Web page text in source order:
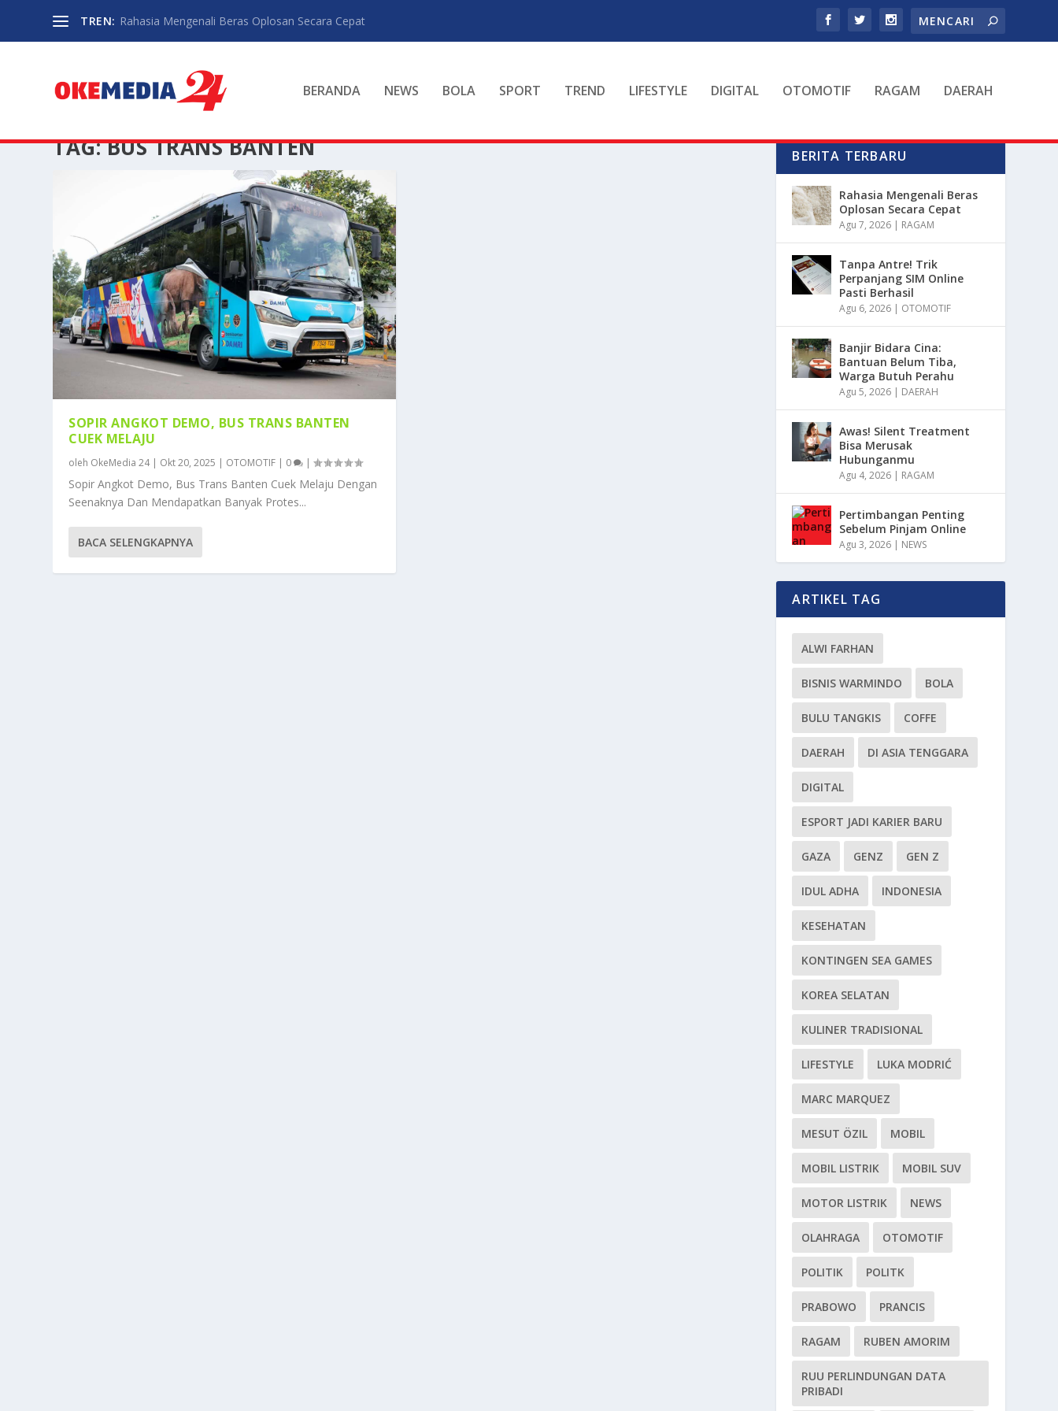
TREN: Rahasia Mengenali Beras Oplosan Secara Cepat
BERANDA NEWS BOLA SPORT TREND LIFESTYLE DIGITAL OTOMOTIF RAGAM DAERAH
TAG:BUS TRANS BANTEN
SOPIR ANGKOT DEMO, BUS TRANS BANTEN
CUEK MELAJU
oleh OkeMedia 24| Okt 20, 2025 | OTOMOTIF | 0 |
Sopir Angkot Demo, Bus Trans Banten Cuek Melaju Dengan
Seenaknya Dan Mendapatkan Banyak Protes...
BACA SELENGKAPNYA
BERITA TERBARU
Rahasia Mengenali Beras
Oplosan Secara Cepat
Agu 7, 2026 | RAGAM
Tanpa Antre! Trik
Perpanjang SIM Online
Pasti Berhasil
Agu 6, 2026 | OTOMOTIF
Banjir Bidara Cina:
Bantuan Belum Tiba,
Warga Butuh Perahu
Agu 5, 2026 | DAERAH
Awas! Silent Treatment
Bisa Merusak
Hubunganmu
Agu 4, 2026 | RAGAM
Pertimbangan Penting
Sebelum Pinjam Online
Agu 3, 2026 | NEWS
ARTIKEL TAG
ALWI FARHAN
BISNIS WARMINDO BOLA
BULU TANGKIS COFFE
DAERAH DI ASIA TENGGARA
DIGITAL
ESPORT JADI KARIER BARU
GAZA GENZ GEN Z
IDUL ADHA INDONESIA
KESEHATAN
KONTINGEN SEA GAMES
KOREA SELATAN
KULINER TRADISIONAL
LIFESTYLE LUKA MODRIĆ
MARC MARQUEZ
MESUT ÖZIL MOBIL
MOBIL LISTRIK MOBIL SUV
MOTOR LISTRIK NEWS
OLAHRAGA OTOMOTIF
POLITIK POLITK
PRABOWO PRANCIS
RAGAM RUBEN AMORIM
RUU PERLINDUNGAN DATA
PRIBADI